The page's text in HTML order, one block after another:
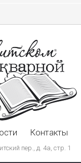
Контакты
пер., д. 4а, стр. 1